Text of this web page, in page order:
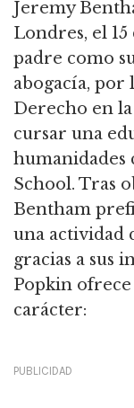
Jeremy
Londres, el 15
padre como
abogacía, por
Derecho en
cursar una
humanidades
School. Tras
Bentham
una actividad
gracias a sus
Popkin
carácter:
PUBLICIDAD